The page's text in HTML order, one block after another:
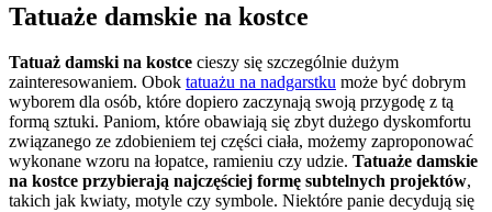
Tatuaże damskie na kostce
Tatuaż damski na kostce cieszy się szczególnie dużym
zainteresowaniem. Obok tatuażu na nadgarstku może być dobrym
wyborem dla osób, które dopiero zaczynają swoją przygodę z tą
formą sztuki. Paniom, które obawiają się zbyt dużego dyskomfortu
związanego ze zdobieniem tej części ciała, możemy zaproponować
wykonane wzoru na łopatce, ramieniu czy udzie. Tatuaże damskie
na kostce przybierają najczęściej formę subtelnych projektów,
takich jak kwiaty, motyle czy symbole. Niektóre panie decydują się